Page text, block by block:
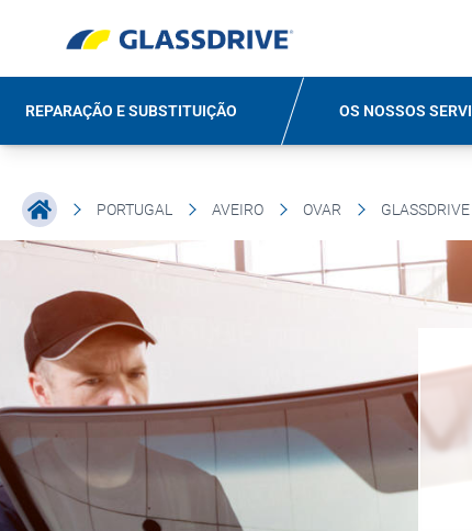
REPARAÇÃO E SUBSTITUIÇÃO OS NOSSOS
PORTUGAL AVEIRO OVAR GLASSDRIVE